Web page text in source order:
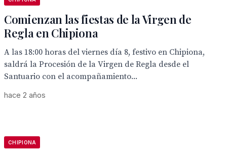
Comienzan las fiestas de la Virgen de
Regla en Chipiona
A las 18:00 horas del viernes día 8, festivo en Chipiona,
saldrá la Procesión de la Virgen de Regla desde el
Santuario con el acompañamiento...
hace 2 años
CHIPIONA